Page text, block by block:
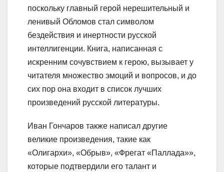
поскольку главный герой нерешительный и
ленивый Обломов стал символом
бездействия и инертности русской
интеллигенции. Книга, написанная с
искренним сочувствием к герою, вызывает у
читателя множество эмоций и вопросов, и до
сих пор она входит в список лучших
произведений русской литературы.
Иван Гончаров также написал другие
великие произведения, такие как
«Олигархи», «Обрыв», «Фрегат «Паллада»»,
которые подтвердили его талант и